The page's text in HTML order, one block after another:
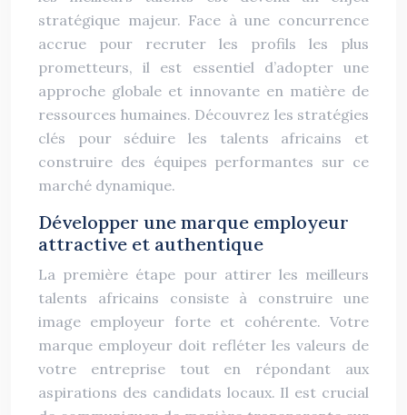
stratégique majeur. Face à une concurrence
accrue pour recruter les profils les plus
prometteurs, il est essentiel d’adopter une
approche globale et innovante en matière de
ressources humaines. Découvrez les stratégies
clés pour séduire les talents africains et
construire des équipes performantes sur ce
marché dynamique.
Développer une marque employeur
attractive et authentique
La première étape pour attirer les meilleurs
talents africains consiste à construire une
image employeur forte et cohérente. Votre
marque employeur doit refléter les valeurs de
votre entreprise tout en répondant aux
aspirations des candidats locaux. Il est crucial